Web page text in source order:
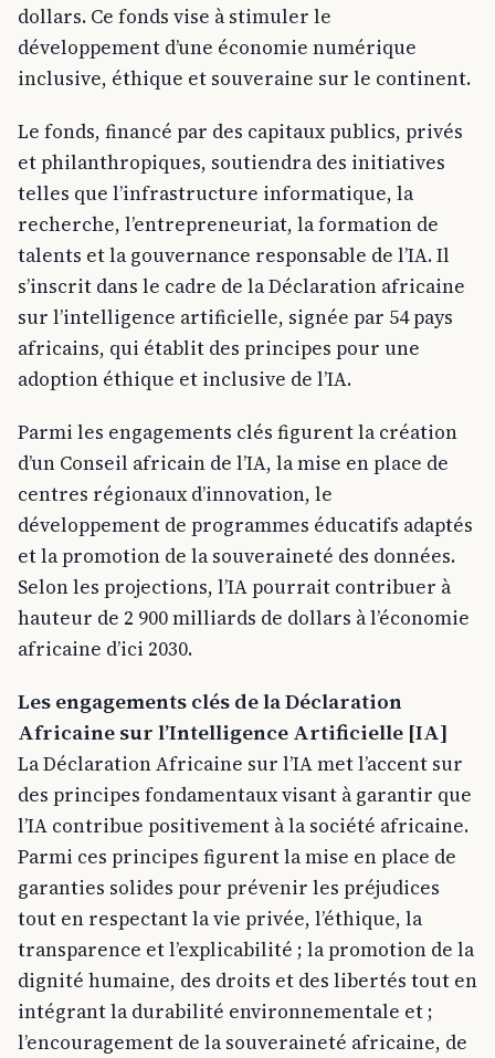
dollars. Ce fonds vise à stimuler le
développement d’une économie numérique
inclusive, éthique et souveraine sur le continent.​
Le fonds, financé par des capitaux publics, privés
et philanthropiques, soutiendra des initiatives
telles que l’infrastructure informatique, la
recherche, l’entrepreneuriat, la formation de
talents et la gouvernance responsable de l’IA. Il
s’inscrit dans le cadre de la Déclaration africaine
sur l’intelligence artificielle, signée par 54 pays
africains, qui établit des principes pour une
adoption éthique et inclusive de l’IA.​
Parmi les engagements clés figurent la création
d’un Conseil africain de l’IA, la mise en place de
centres régionaux d’innovation, le
développement de programmes éducatifs adaptés
et la promotion de la souveraineté des données.
Selon les projections, l’IA pourrait contribuer à
hauteur de 2 900 milliards de dollars à l’économie
africaine d’ici 2030.​
Les engagements clés de la Déclaration
Africaine sur l’Intelligence Artificielle [IA]
La Déclaration Africaine sur l’IA met l’accent sur
des principes fondamentaux visant à garantir que
l’IA contribue positivement à la société africaine.
Parmi ces principes figurent la mise en place de
garanties solides pour prévenir les préjudices
tout en respectant la vie privée, l’éthique, la
transparence et l’explicabilité ; la promotion de la
dignité humaine, des droits et des libertés tout en
intégrant la durabilité environnementale et ;
l’encouragement de la souveraineté africaine, de